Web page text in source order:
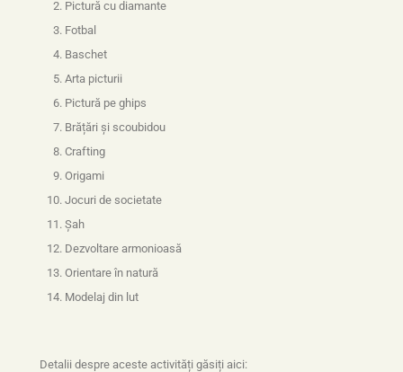
Pictură cu diamante
Fotbal
Baschet
Arta picturii
Pictură pe ghips
Brățări și scoubidou
Crafting
Origami
Jocuri de societate
Șah
Dezvoltare armonioasă
Orientare în natură
Modelaj din lut
Detalii despre aceste activități găsiți aici: